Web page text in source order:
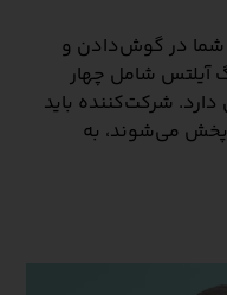
شما در گوش‌دادن و
آیلتس شامل چهار
هر قسمت ۱۰ سوال دارد. شرکت‌کننده باید
پخش می‌شوند، به